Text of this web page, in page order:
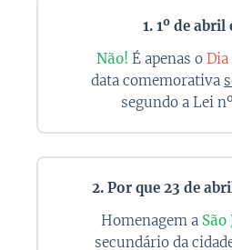
1. 1º de abril
Não! É apenas o
data comemorativa
segundo a Lei
2. Por que 23 de
Homenagem a São
secundário da